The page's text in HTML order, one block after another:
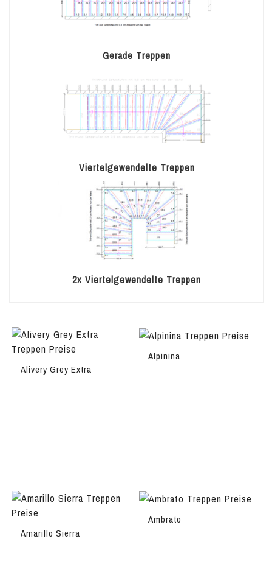
Gerade Treppen
Viertelgewendelte Treppen
2x Viertelgewendelte Treppen
Alivery Grey Extra
Alpinina
Amarillo Sierra
Ambrato